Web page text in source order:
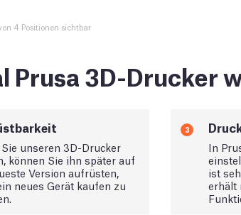
4 Positionen sichtbar
Prusa 3D-Drucker
unseren 3D-Drucker
können Sie ihn später auf
Version aufrüsten,
neues Gerät kaufen zu
3
In
ist
erhält